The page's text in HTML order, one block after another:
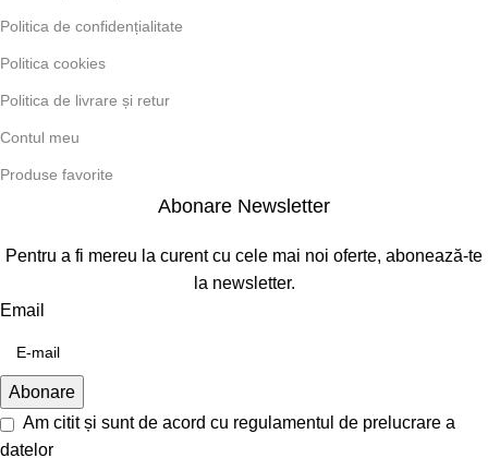
Politica de confidențialitate
Politica cookies
Politica de livrare și retur
Contul meu
Produse favorite
Abonare Newsletter
Pentru a fi mereu la curent cu cele mai noi oferte, abonează-te
la newsletter.
Email
Am citit și sunt de acord cu regulamentul de prelucrare a
datelor